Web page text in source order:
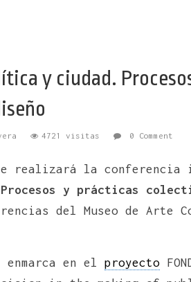
y ciudad.
4721 visitas 0 Comment
realizará la conferencia
y prácticas
del Museo de Arte
en el proyecto